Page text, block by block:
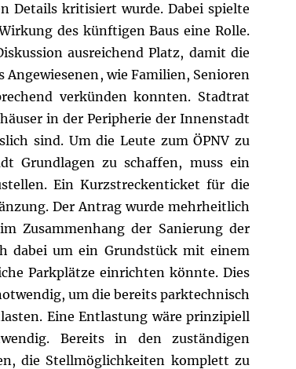
Details kritisiert wurde. Dabei spielte
des künftigen Baus eine Rolle.
ausreichend Platz, damit die
Angewiesenen, wie Familien, Senioren
verkünden konnten. Stadtrat
in der Peripherie der Innenstadt
sind. Um die Leute zum ÖPNV zu
Grundlagen zu schaffen, muss ein
Ein Kurzstreckenticket für die
Der Antrag wurde mehrheitlich
Zusammenhang der Sanierung der
dabei um ein Grundstück mit einem
Parkplätze einrichten könnte. Dies
um die bereits parktechnisch
Eine Entlastung wäre prinzipiell
Bereits in den zuständigen
die Stellmöglichkeiten komplett zu